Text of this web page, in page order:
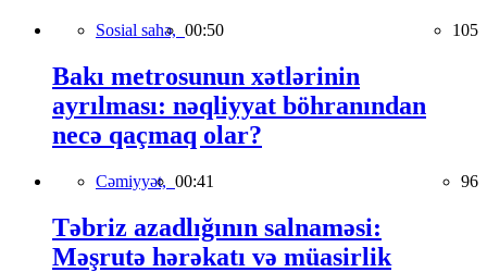
Sosial sahə, 00:50 105
Bakı metrosunun xətlərinin
ayrılması: nəqliyyat böhranından
necə qaçmaq olar?
Cəmiyyət, 00:41 96
Təbriz azadlığının salnaməsi:
Məşrutə hərəkatı və müasirlik